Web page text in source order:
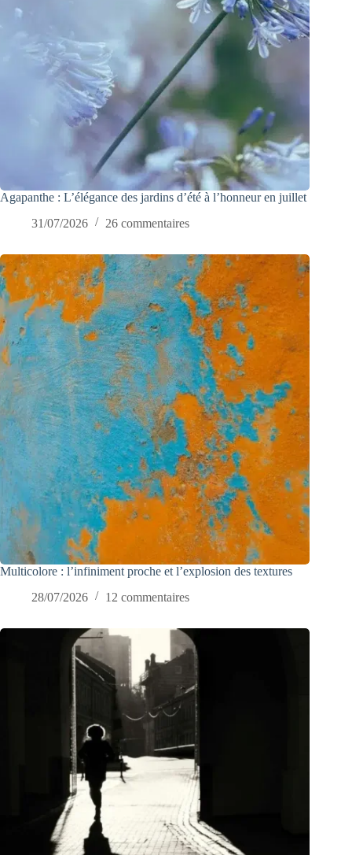
Agapanthe : L’élégance des jardins d’été à l’honneur en juillet
31/07/2026
26 commentaires
Multicolore : l’infiniment proche et l’explosion des textures
28/07/2026
12 commentaires